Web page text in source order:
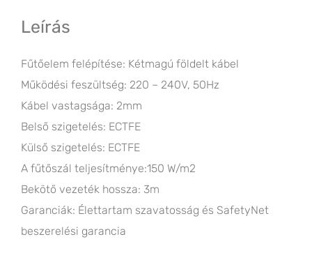
Leírás
Fűtőelem felépítése: Kétmagú földelt kábel
Működési feszültség: 220 – 240V, 50Hz
Kábel vastagsága: 2mm
Belső szigetelés: ECTFE
Külső szigetelés: ECTFE
A fűtőszál teljesítménye:150 W/m2
Bekötő vezeték hossza: 3m
Garanciák: Élettartam szavatosság és SafetyNet
beszerelési garancia